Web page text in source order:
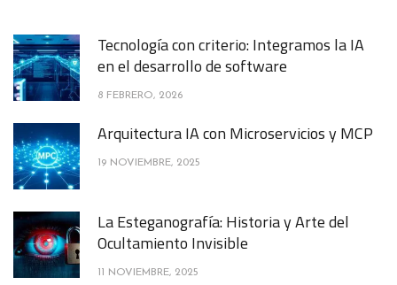
Tecnología con criterio: Integramos la IA
en el desarrollo de software
8 FEBRERO, 2026
Arquitectura IA con Microservicios y MCP
19 NOVIEMBRE, 2025
La Esteganografía: Historia y Arte del
Ocultamiento Invisible
11 NOVIEMBRE, 2025